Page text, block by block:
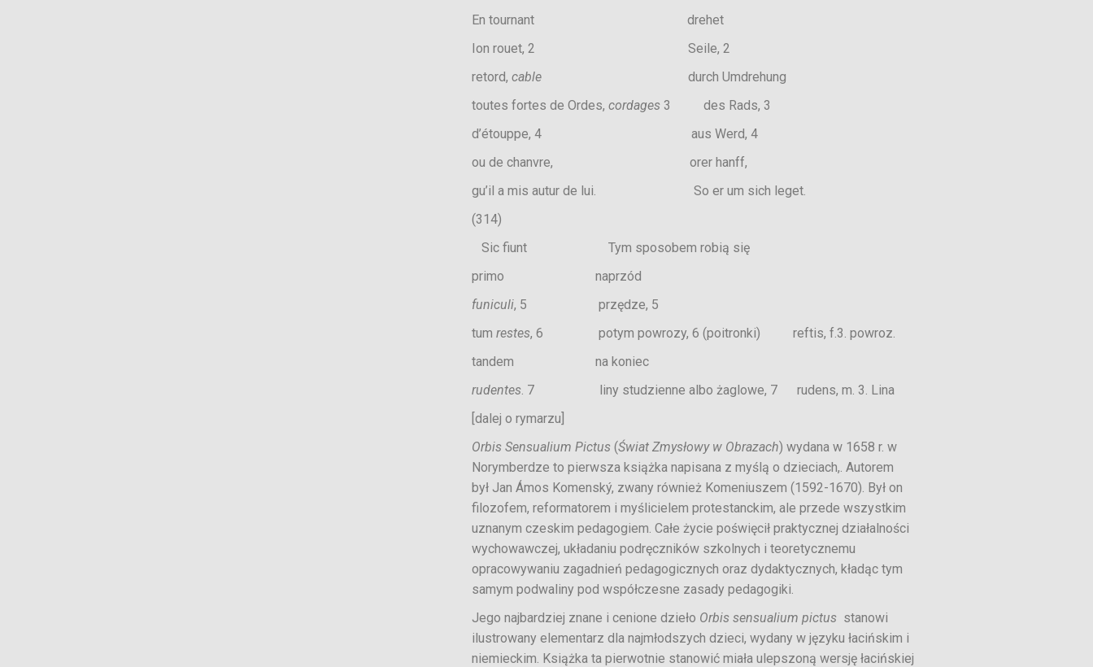
En tournant drehet
Ion rouet, 2 Seile, 2
retord, cable durch Umdrehung
toutes fortes de Ordes, cordages 3 des Rads, 3
d’étouppe, 4 aus Werd, 4
ou de chanvre, orer hanff,
gu’il a mis autur de lui. So er um sich leget.
(314)
Sic fiunt Tym sposobem robią się
primo naprzód
funiculi, 5 przędze, 5
tum restes, 6 potym powrozy, 6 (poitronki) reftis, f.3. powroz.
tandem na koniec
rudentes. 7 liny studzienne albo żaglowe, 7 rudens, m. 3. Lina
[dalej o rymarzu]
Orbis Sensualium Pictus (Świat Zmysłowy w Obrazach) wydana w 1658 r. w
Norymberdze to pierwsza książka napisana z myślą o dzieciach,. Autorem
był Jan Ámos Komenský, zwany również Komeniuszem (1592-1670). Był on
filozofem, reformatorem i myślicielem protestanckim, ale przede wszystkim
uznanym czeskim pedagogiem. Całe życie poświęcił praktycznej działalności
wychowawczej, układaniu podręczników szkolnych i teoretycznemu
opracowywaniu zagadnień pedagogicznych oraz dydaktycznych, kładąc tym
samym podwaliny pod współczesne zasady pedagogiki.
Jego najbardziej znane i cenione dzieło Orbis sensualium pictus stanowi
ilustrowany elementarz dla najmłodszych dzieci, wydany w języku łacińskim i
niemieckim. Książka ta pierwotnie stanowić miała ulepszoną wersję łacińskiej